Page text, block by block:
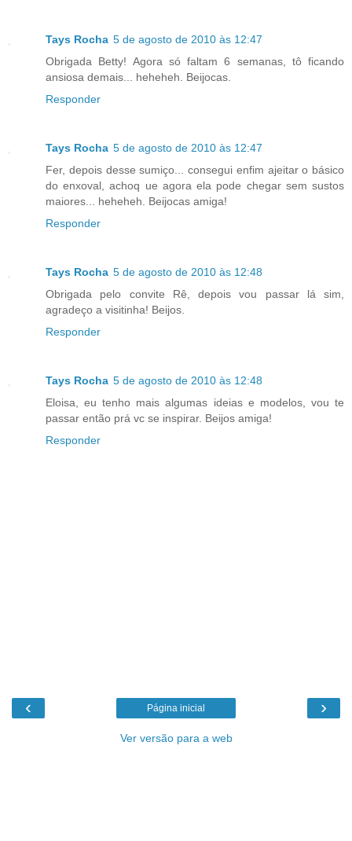
Tays Rocha 5 de agosto de 2010 às 12:47
Obrigada Betty! Agora só faltam 6 semanas, tô ficando
ansiosa demais... heheheh. Beijocas.
Responder
Tays Rocha 5 de agosto de 2010 às 12:47
Fer, depois desse sumiço... consegui enfim ajeitar o básico
do enxoval, achoq ue agora ela pode chegar sem sustos
maiores... heheheh. Beijocas amiga!
Responder
Tays Rocha 5 de agosto de 2010 às 12:48
Obrigada pelo convite Rê, depois vou passar lá sim,
agradeço a visitinha! Beijos.
Responder
Tays Rocha 5 de agosto de 2010 às 12:48
Eloisa, eu tenho mais algumas ideias e modelos, vou te
passar então prá vc se inspirar. Beijos amiga!
Responder
‹ ›
Página inicial
Ver versão para a web